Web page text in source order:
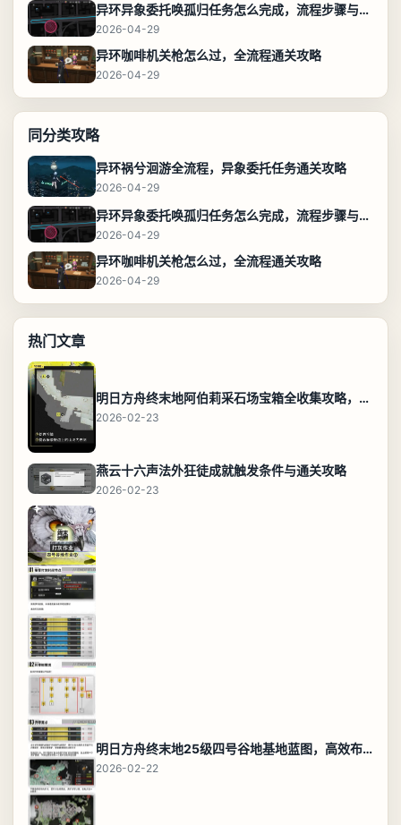
异环异象委托唤孤归任务怎么完成，流程步骤与位置攻略
2026-04-29
异环咖啡机关枪怎么过，全流程通关攻略
2026-04-29
同分类攻略
异环祸兮洄游全流程，异象委托任务通关攻略
2026-04-29
异环异象委托唤孤归任务怎么完成，流程步骤与位置攻略
2026-04-29
异环咖啡机关枪怎么过，全流程通关攻略
2026-04-29
热门文章
明日方舟终末地阿伯莉采石场宝箱全收集攻略，全点位分布图与路线
2026-02-23
燕云十六声法外狂徒成就触发条件与通关攻略
2026-02-23
明日方舟终末地25级四号谷地基地蓝图，高效布局规划
2026-02-22